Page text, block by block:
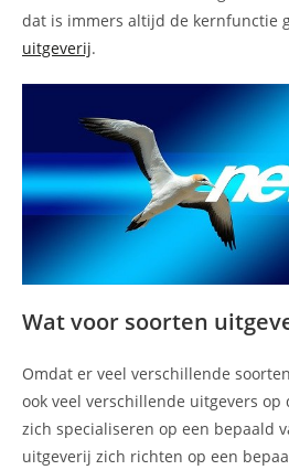
dat is immers altijd de kernfunctie
uitgeverij.
Wat voor soorten
Omdat er veel verschillende
ook veel verschillende uitgevers op
zich specialiseren op een bepaald
uitgeverij zich richten op een